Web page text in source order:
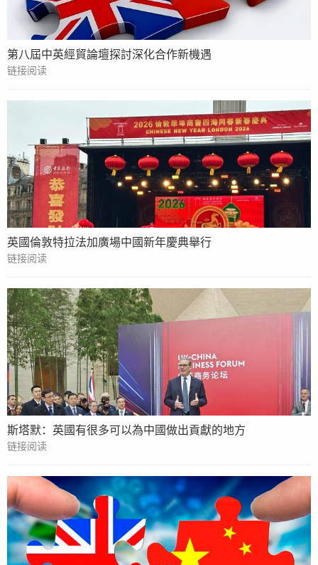
第八屆中英經貿論壇探討深化合作新機遇
链接阅读
英國倫敦特拉法加廣場中國新年慶典舉行
链接阅读
斯塔默：英國有很多可以為中國做出貢獻的地方
链接阅读